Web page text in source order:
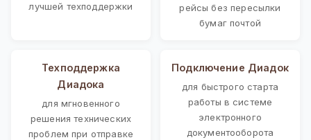
лучшей техподдержки
рейсы без пересылки
бумаг почтой
Техподдержка
Диадока
для мгновенного
решения технических
проблем при отправке
Подключение Диадок
для быстрого старта
работы в системе
электронного
документооборота